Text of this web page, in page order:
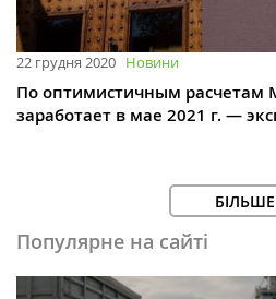
22 грудня 2020 Новини
По оптимистичным расчетам
заработает в мае 2021 г. —
БІЛЬШЕ
Популярне на сайті